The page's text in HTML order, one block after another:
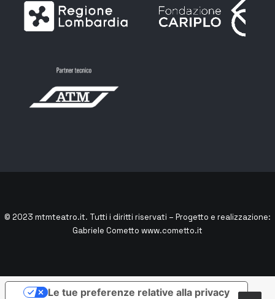
© 2023 mtmteatro.it. Tutti i diritti riservati – Progetto e realizzazione:
Gabriele Cometto www.cometto.it
Le tue preferenze relative alla privacy